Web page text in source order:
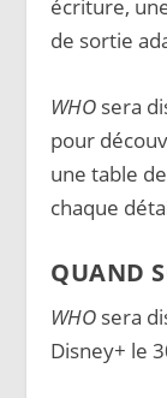
écriture,
de sortie
WHO sera
pour
une table
chaque
QUAND
WHO sera
Disney+ le